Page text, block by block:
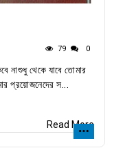
79 0
নাশুধু থেকে যাবে তোমার
প্রয়োজনেদের স...
Read More